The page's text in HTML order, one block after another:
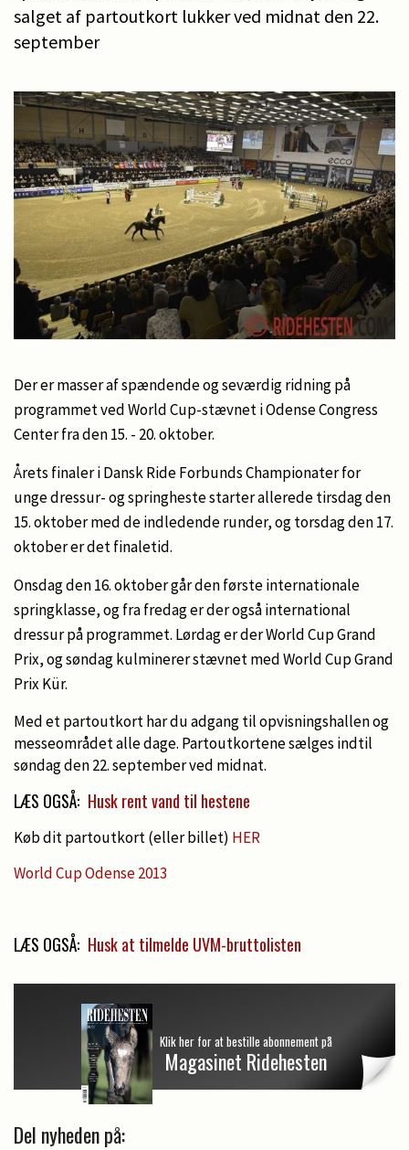
salget af partoutkort lukker ved midnat den 22.
september
Der er masser af spændende og seværdig ridning på
programmet ved World Cup-stævnet i Odense Congress
Center fra den 15. - 20. oktober.
Årets finaler i Dansk Ride Forbunds Championater for
unge dressur- og springheste starter allerede tirsdag den
15.oktobermed de indledende runder, og torsdag den 17.
oktoberer det finaletid.
Onsdag den 16.oktobergår den første internationale
springklasse, og fra fredag er der også international
dressur på programmet. Lørdag er der World Cup Grand
Prix, og søndag kulminerer stævnet med World Cup Grand
Prix Kür.
Med et partoutkort har du adgang til opvisningshallen og
messeområdet alle dage. Partoutkortene sælges indtil
søndag den 22. september ved midnat.
LÆS OGSÅ: Husk rent vand til hestene
Køb dit partoutkort (eller billet) HER
World Cup Odense 2013
LÆS OGSÅ: Husk at tilmelde UVM-bruttolisten
Klik her for at bestille abonnement på
Magasinet Ridehesten
Del nyheden på: